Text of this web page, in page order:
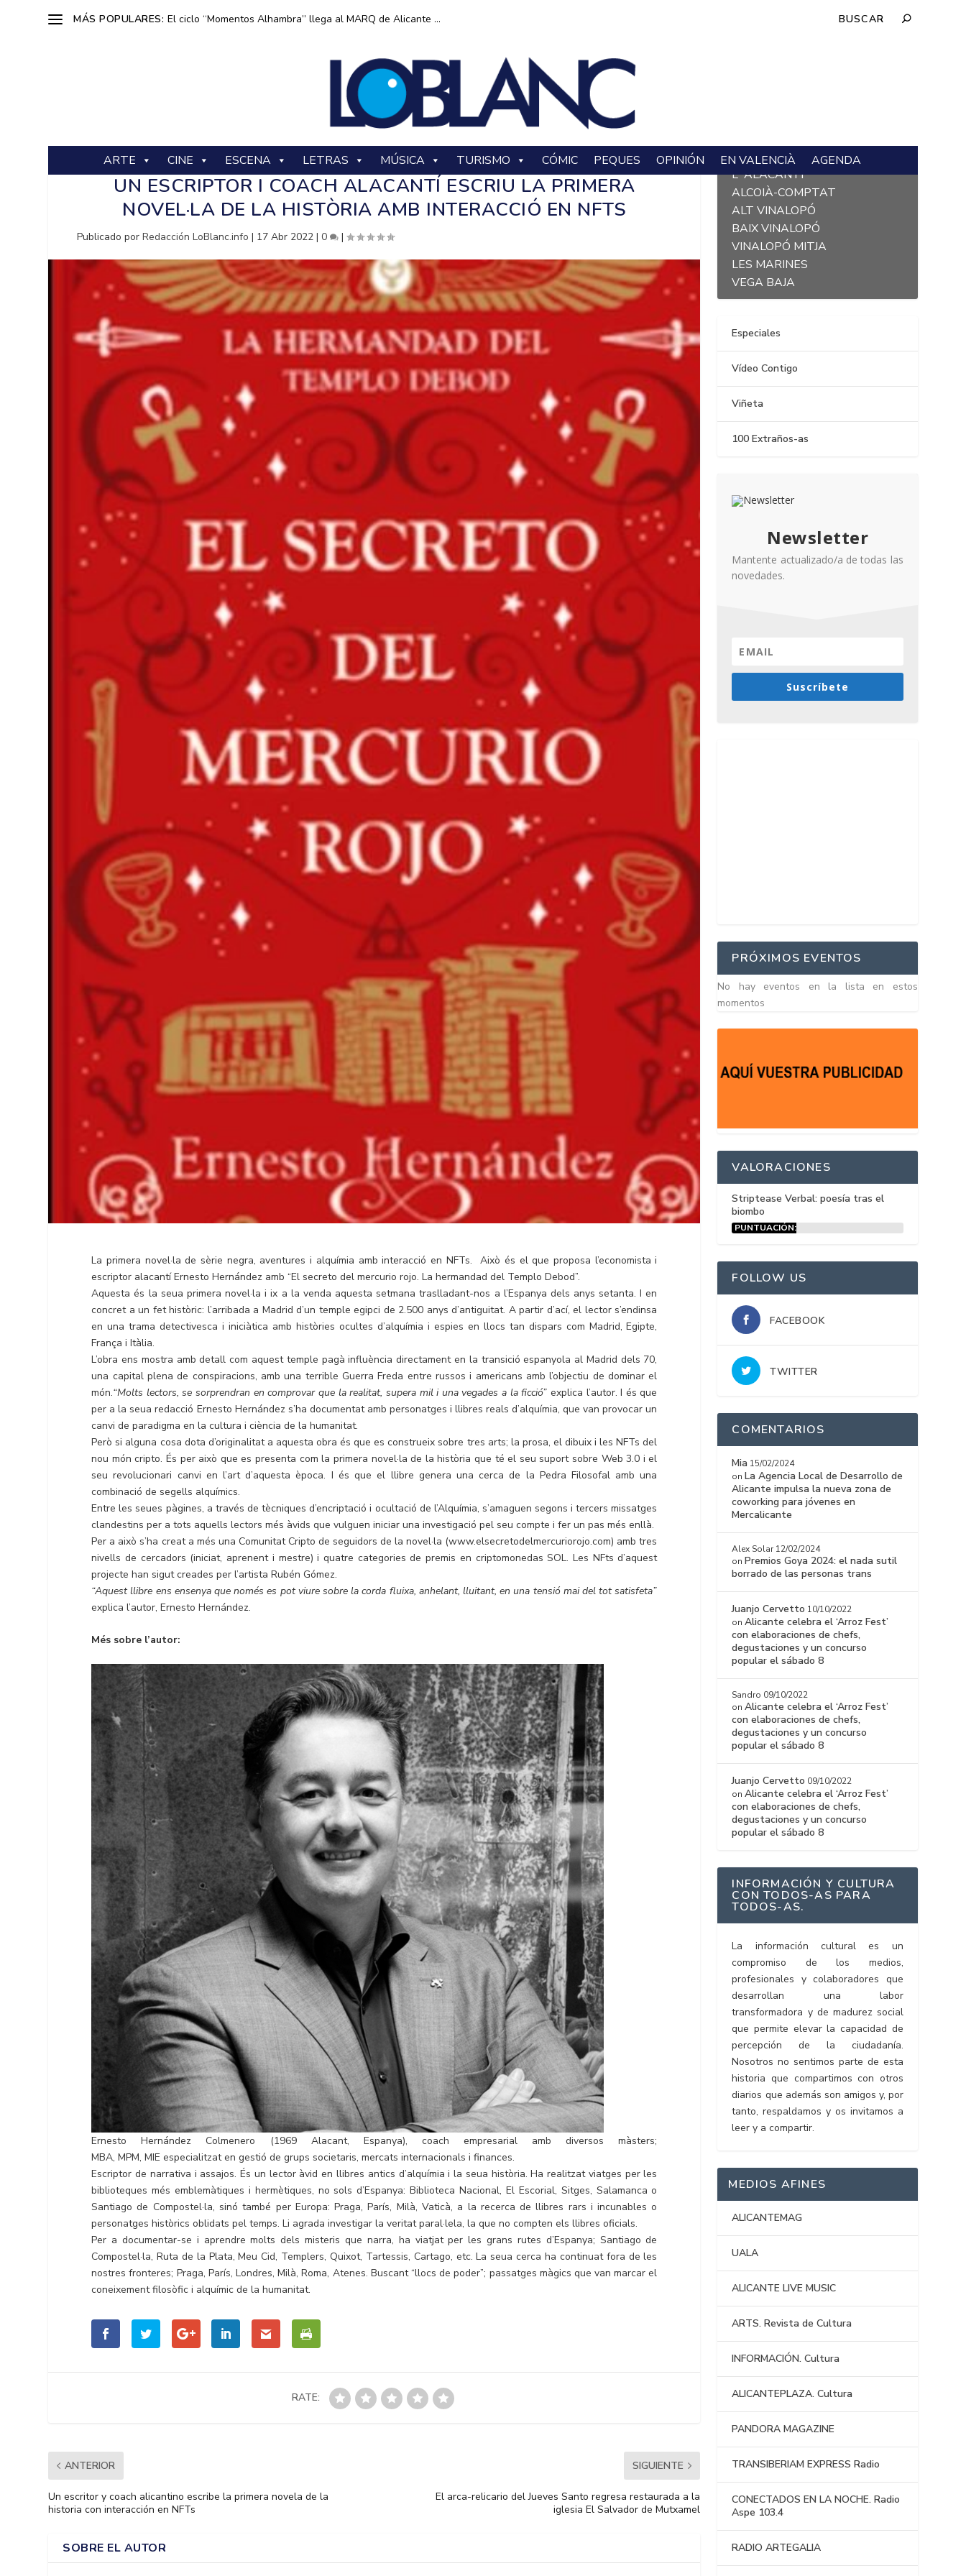
MÁS POPULARES: El ciclo “Momentos Alhambra” llega al MARQ de Alicante ...
ARTE CINE ESCENA LETRAS MÚSICA TURISMO CÓMIC PEQUES OPINIÓN EN VALENCIÀ AGENDA
UN ESCRIPTOR I COACH ALACANTÍ ESCRIU LA PRIMERA
NOVEL·LA DE LA HISTÒRIA AMB INTERACCIÓ EN NFTS
Publicado porRedacción LoBlanc.info | 17 Abr 2022 |0 |
La primera novel·la de sèrie negra, aventures i alquímia amb interacció en NFTs. Això és el que proposa l’economista i
escriptor alacantí Ernesto Hernández amb “El secreto del mercurio rojo. La hermandad del Templo Debod”.
Aquesta és la seua primera novel·la i ix a la venda aquesta setmana traslladant-nos a l’Espanya dels anys setanta. I en
concret a un fet històric: l’arribada a Madrid d’un temple egipci de 2.500 anys d’antiguitat. A partir d’ací, el lector s’endinsa
en una trama detectivesca i iniciàtica amb històries ocultes d’alquímia i espies en llocs tan dispars com Madrid, Egipte,
França i Itàlia.
L’obra ens mostra amb detall com aquest temple pagà influència directament en la transició espanyola al Madrid dels 70,
una capital plena de conspiracions, amb una terrible Guerra Freda entre russos i americans amb l’objectiu de dominar el
món.“Molts lectors, se sorprendran en comprovar que la realitat, supera mil i una vegades a la ficció” explica l’autor. I és que
per a la seua redacció Ernesto Hernández s’ha documentat amb personatges i llibres reals d’alquímia, que van provocar un
canvi de paradigma en la cultura i ciència de la humanitat.
Però si alguna cosa dota d’originalitat a aquesta obra és que es construeix sobre tres arts; la prosa, el dibuix i les NFTs del
nou món cripto. És per això que es presenta com la primera novel·la de la història que té el seu suport sobre Web 3.0 i el
seu revolucionari canvi en l’art d’aquesta època. I és que el llibre genera una cerca de la Pedra Filosofal amb una
combinació de segells alquímics.
Entre les seues pàgines, a través de tècniques d’encriptació i ocultació de l’Alquímia, s’amaguen segons i tercers missatges
clandestins per a tots aquells lectors més àvids que vulguen iniciar una investigació pel seu compte i fer un pas més enllà.
Per a això s’ha creat a més una Comunitat Cripto de seguidors de la novel·la (www.elsecretodelmercuriorojo.com) amb tres
nivells de cercadors (iniciat, aprenent i mestre) i quatre categories de premis en criptomonedas SOL. Les NFts d’aquest
projecte han sigut creades per l’artista Rubén Gómez.
“Aquest llibre ens ensenya que només es pot viure sobre la corda fluixa, anhelant, lluitant, en una tensió mai del tot satisfeta”
explica l’autor, Ernesto Hernández.
Més sobre l’autor:
Ernesto Hernández Colmenero (1969 Alacant, Espanya), coach empresarial amb diversos màsters;
MBA, MPM, MIE especialitzat en gestió de grups societaris, mercats internacionals i finances.
Escriptor de narrativa i assajos. És un lector àvid en llibres antics d’alquímia i la seua història. Ha realitzat viatges per les
biblioteques més emblemàtiques i hermètiques, no sols d’Espanya: Biblioteca Nacional, El Escorial, Sitges, Salamanca o
Santiago de Compostel·la, sinó també per Europa: Praga, París, Milà, Vaticà, a la recerca de llibres rars i incunables o
personatges històrics oblidats pel temps. Li agrada investigar la veritat paral·lela, la que no compten els llibres oficials.
Per a documentar-se i aprendre molts dels misteris que narra, ha viatjat per les grans rutes d’Espanya; Santiago de
Compostel·la, Ruta de la Plata, Meu Cid, Templers, Quixot, Tartessis, Cartago, etc. La seua cerca ha continuat fora de les
nostres fronteres; Praga, París, Londres, Milà, Roma, Atenes. Buscant “llocs de poder”; passatges màgics que van marcar el
coneixement filosòfic i alquímic de la humanitat.
RATE:
ANTERIOR
Un escritor y coach alicantino escribe la primera novela de la
historia con interacción en NFTs
SIGUIENTE
El arca-relicario del Jueves Santo regresa restaurada a la
iglesia El Salvador de Mutxamel
SOBRE EL AUTOR
L´ALACANTÍ
ALCOIÀ-COMPTAT
ALT VINALOPÓ
BAIX VINALOPÓ
VINALOPÓ MITJA
LES MARINES
VEGA BAJA
Especiales
Vídeo Contigo
Viñeta
100 Extraños-as
Newsletter
Mantente actualizado/a de todas las
novedades.
Suscríbete
PRÓXIMOS EVENTOS
No hay eventos en la lista en estos
momentos
VALORACIONES
Striptease Verbal: poesía tras el
biombo
PUNTUACIÓN:
FOLLOW US
FACEBOOK
TWITTER
COMENTARIOS
Mia 15/02/2024
on La Agencia Local de Desarrollo de
Alicante impulsa la nueva zona de
coworking para jóvenes en
Mercalicante
Alex Solar 12/02/2024
on Premios Goya 2024: el nada sutil
borrado de las personas trans
Juanjo Cervetto 10/10/2022
onAlicante celebra el ‘Arroz Fest’
con elaboraciones de chefs,
degustaciones y un concurso
popular el sábado 8
Sandro 09/10/2022
onAlicante celebra el ‘Arroz Fest’
con elaboraciones de chefs,
degustaciones y un concurso
popular el sábado 8
Juanjo Cervetto 09/10/2022
onAlicante celebra el ‘Arroz Fest’
con elaboraciones de chefs,
degustaciones y un concurso
popular el sábado 8
INFORMACIÓN Y CULTURA
CON TODOS-AS PARA
TODOS-AS.
La información cultural es un
compromiso de los medios,
profesionales y colaboradores que
desarrollan una labor
transformadora y de madurez social
que permite elevar la capacidad de
percepción de la ciudadanía.
Nosotros no sentimos parte de esta
historia que compartimos con otros
diarios que además son amigos y, por
tanto, respaldamos y os invitamos a
leer y a compartir.
MEDIOS AFINES
ALICANTEMAG
UALA
ALICANTE LIVE MUSIC
ARTS. Revista de Cultura
INFORMACIÓN. Cultura
ALICANTEPLAZA. Cultura
PANDORA MAGAZINE
TRANSIBERIAM EXPRESS Radio
CONECTADOS EN LA NOCHE. Radio
Aspe 103.4
RADIO ARTEGALIA